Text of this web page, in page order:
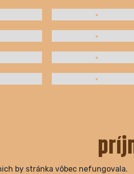
by stránka vôbec nefungovala.